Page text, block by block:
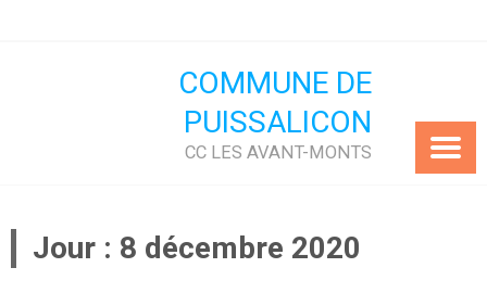
COMMUNE DE
PUISSALICON
CC LES AVANT-MONTS
Jour : 8 décembre 2020